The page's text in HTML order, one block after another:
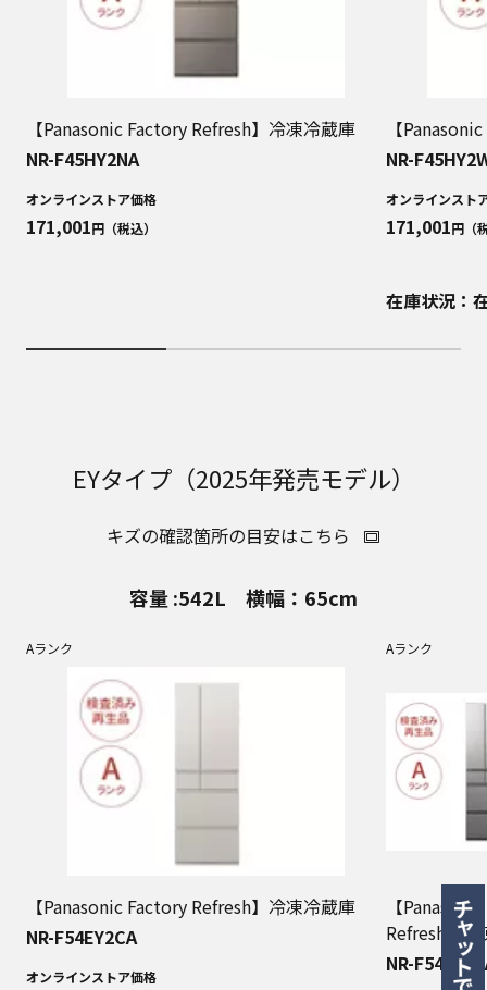
【Panasonic Factory Refresh】冷凍冷蔵庫
NR-F45HY2NA
オンラインストア価格
171,001円（税込）
【
NR-
オンラインスト
171,001円（
在庫状況：
EYタイプ（2025年発売モデル）
キズの確認箇所の目安はこちら
容量 :542L 横幅：65cm
Aランク
【Panasonic Factory Refresh】冷凍冷蔵庫
NR-F54EY2CA
オンラインストア価格
Aランク
【
Refresh】
NR-